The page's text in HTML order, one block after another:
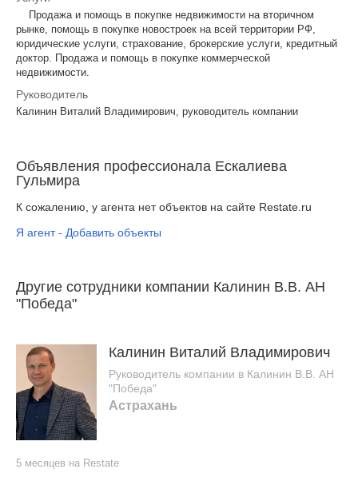
Продажа и помощь в покупке недвижимости на вторичном
рынке, помощь в покупке новостроек на всей территории РФ,
юридические услуги, страхование, брокерские услуги, кредитный
доктор. Продажа и помощь в покупке коммерческой
недвижимости.
Руководитель
Калинин Виталий Владимирович, руководитель компании
Объявления профессионала Ескалиева
Гульмира
К сожалению, у агента нет объектов на сайте Restate.ru
Я агент - Добавить объекты
Другие сотрудники компании Калинин В.В. АН
"Победа"
Калинин Виталий Владимирович
Руководитель компании в Калинин В.В. АН
"Победа"
Астрахань
5 месяцев на Restate